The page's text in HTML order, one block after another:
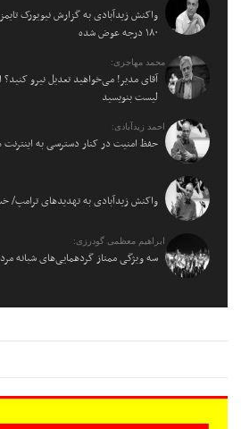
واکنش زیدآبادی به گزارش نیویورک
۱۸۰ درجه عوض شده
محمد مهاجری:
آقای مدیر! می‌خواهید تعدیل نیرو کنید؟
لیست بنویسید
احمد زیدآبادی:
حفظ امنیت در کنار دسترسی به
واکنش زیدآبادی به تهدیدهای ترامپ/
ابراهیم معظمی گودرزی:
سه ویژگی ممتاز گردهمایی‌های شبانه